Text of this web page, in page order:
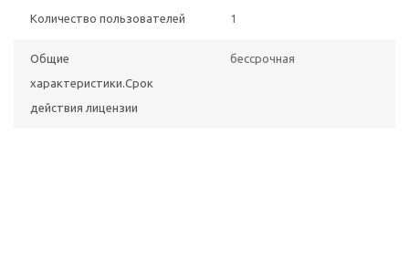
Количество пользователей 1
Общие
характеристики.Срок
действия лицензии
бессрочная